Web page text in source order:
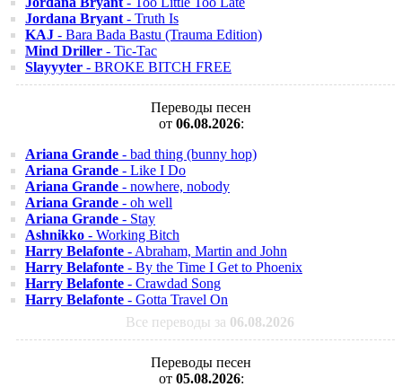
Jordana Bryant - Truth Is
KAJ - Bara Bada Bastu (Trauma Edition)
Mind Driller - Tic-Tac
Slayyyter - BROKE BITCH FREE
Переводы песен
от 06.08.2026:
Ariana Grande - bad thing (bunny hop)
Ariana Grande - Like I Do
Ariana Grande - nowhere, nobody
Ariana Grande - oh well
Ariana Grande - Stay
Ashnikko - Working Bitch
Harry Belafonte - Abraham, Martin and John
Harry Belafonte - By the Time I Get to Phoenix
Harry Belafonte - Crawdad Song
Harry Belafonte - Gotta Travel On
Все переводы за 06.08.2026
Переводы песен
от 05.08.2026: